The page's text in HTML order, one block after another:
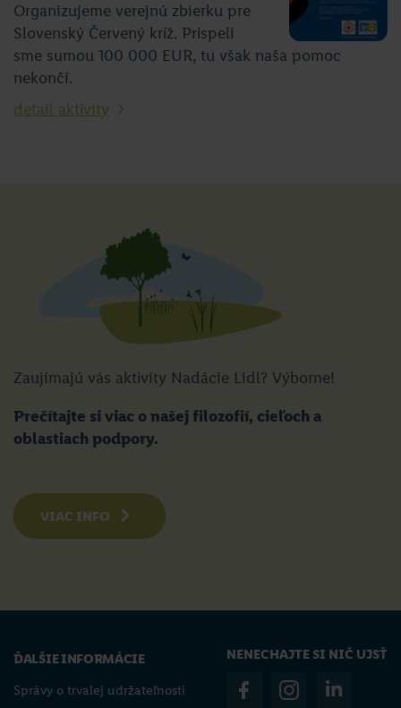
Organizujeme verejnú zbierku pre
Slovenský Červený kríž. Prispeli
sme sumou 100 000 EUR, tu však naša pomoc
nekončí.
detail aktivity
Zaujímajú vás aktivity Nadácie Lidl? Výborne!
Prečítajte si viac o našej filozofií, cieľoch a
oblastiach podpory.
VIAC INFO
ĎALŠIE INFORMÁCIE
Správy o trvalej udržateľnosti
NENECHAJTE SI NIČ UJSŤ